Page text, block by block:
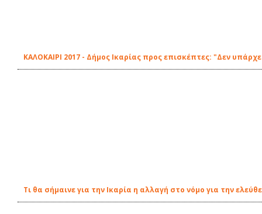
ΚΑΛΟΚΑΙΡΙ 2017 - Δήμος Ικαρίας προς επισκέπτες: "Δεν
Τι θα σήμαινε για την Ικαρία η αλλαγή στο νόμο για την